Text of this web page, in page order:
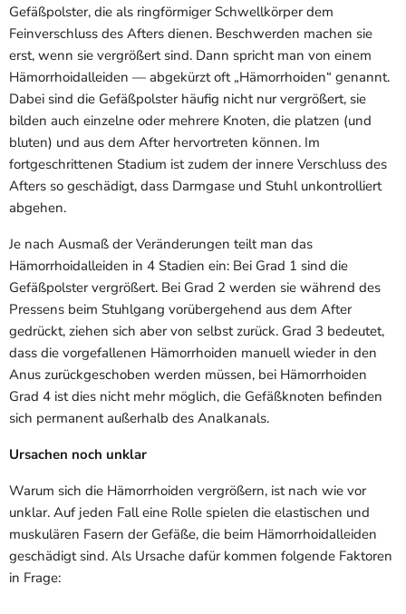
Gefäßpolster, die als ringförmiger Schwellkörper dem
Feinverschluss des Afters dienen. Beschwerden machen sie
erst, wenn sie vergrößert sind. Dann spricht man von einem
Hämorrhoidalleiden — abgekürzt oft „Hämorrhoiden“ genannt.
Dabei sind die Gefäßpolster häufig nicht nur vergrößert, sie
bilden auch einzelne oder mehrere Knoten, die platzen (und
bluten) und aus dem After hervortreten können. Im
fortgeschrittenen Stadium ist zudem der innere Verschluss des
Afters so geschädigt, dass Darmgase und Stuhl unkontrolliert
abgehen.
Je nach Ausmaß der Veränderungen teilt man das
Hämorrhoidalleiden in 4 Stadien ein: Bei Grad 1 sind die
Gefäßpolster vergrößert. Bei Grad 2 werden sie während des
Pressens beim Stuhlgang vorübergehend aus dem After
gedrückt, ziehen sich aber von selbst zurück. Grad 3 bedeutet,
dass die vorgefallenen Hämorrhoiden manuell wieder in den
Anus zurückgeschoben werden müssen, bei Hämorrhoiden
Grad 4 ist dies nicht mehr möglich, die Gefäßknoten befinden
sich permanent außerhalb des Analkanals.
Ursachen noch unklar
Warum sich die Hämorrhoiden vergrößern, ist nach wie vor
unklar. Auf jeden Fall eine Rolle spielen die elastischen und
muskulären Fasern der Gefäße, die beim Hämorrhoidalleiden
geschädigt sind. Als Ursache dafür kommen folgende Faktoren
in Frage: